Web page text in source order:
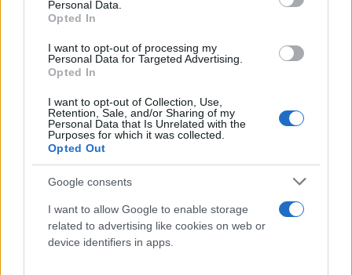
Personal Data.
Opted In
I want to opt-out of processing my
Personal Data for Targeted Advertising.
Opted In
I want to opt-out of Collection, Use,
Retention, Sale, and/or Sharing of my
Personal Data that Is Unrelated with the
Purposes for which it was collected.
Opted Out
Google consents
I want to allow Google to enable storage
related to advertising like cookies on web or
device identifiers in apps.
Αντιδράσεις στα social για το θάνατο του
κουταβιού που ζούσε με λύκους - Τι απαντά ο δρ
Ζωολογίας
06.08.2026